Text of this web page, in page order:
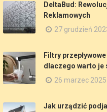
DeltaBud:
Reklamowych
27 grudzień
Filtry
dlaczego warto je
26 marzec 2025
Jak urządzić